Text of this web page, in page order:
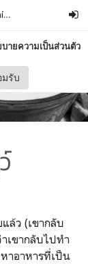
ายความเป็นส่วนตัว
มรับ
ล้ว (เขากลับ
เขากลับไปทำ
าอาหารที่เป็น